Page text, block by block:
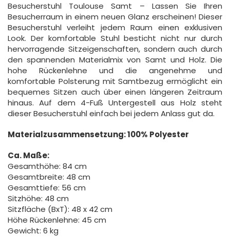
Besucherstuhl Toulouse Samt – Lassen Sie Ihren
Besucherraum in einem neuen Glanz erscheinen! Dieser
Besucherstuhl verleiht jedem Raum einen exklusiven
Look. Der komfortable Stuhl besticht nicht nur durch
hervorragende Sitzeigenschaften, sondern auch durch
den spannenden Materialmix von Samt und Holz. Die
hohe Rückenlehne und die angenehme und
komfortable Polsterung mit Samtbezug ermöglicht ein
bequemes Sitzen auch über einen längeren Zeitraum
hinaus. Auf dem 4-Fuß Untergestell aus Holz steht
dieser Besucherstuhl einfach bei jedem Anlass gut da.
Materialzusammensetzung: 100% Polyester
Ca. Maße:
Gesamthöhe: 84 cm
Gesamtbreite: 48 cm
Gesamttiefe: 56 cm
Sitzhöhe: 48 cm
Sitzfläche (BxT): 48 x 42 cm
Höhe Rückenlehne: 45 cm
Gewicht: 6 kg